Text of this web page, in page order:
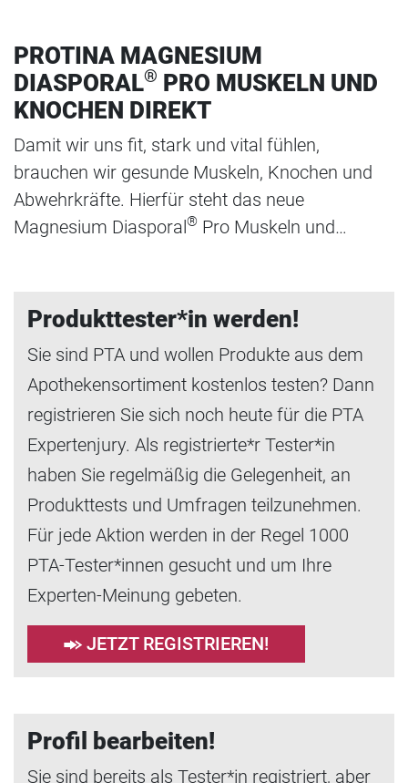
PROTINA MAGNESIUM
DIASPORAL® PRO MUSKELN UND
KNOCHEN DIREKT
Damit wir uns fit, stark und vital fühlen,
brauchen wir gesunde Muskeln, Knochen und
Abwehrkräfte. Hierfür steht das neue
Magnesium Diasporal® Pro Muskeln und…
Produkttester*in werden!
Sie sind PTA und wollen Produkte aus dem
Apothekensortiment kostenlos testen? Dann
registrieren Sie sich noch heute für die PTA
Expertenjury. Als registrierte*r Tester*in
haben Sie regelmäßig die Gelegenheit, an
Produkttests und Umfragen teilzunehmen.
Für jede Aktion werden in der Regel 1000
PTA-Tester*innen gesucht und um Ihre
Experten-Meinung gebeten.
JETZT REGISTRIEREN!
Profil bearbeiten!
Sie sind bereits als Tester*in registriert, aber